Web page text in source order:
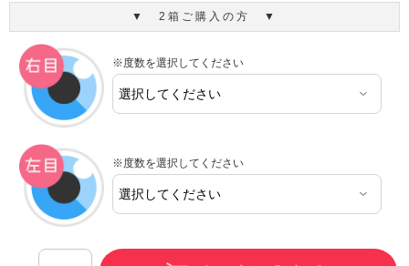
▼ 2箱ご購入の方 ▼
※度数を選択してください
※度数を選択してください